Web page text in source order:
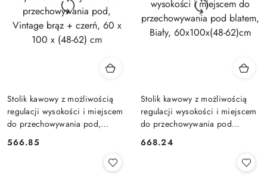
Stolik kawowy z możliwością
regulacji wysokości i miejscem
do przechowywania pod,
x (48-62) cm
Cena:
566.85
Stolik kawowy z możliwością
regulacji wysokości i miejscem
do przechowywania pod
62)cm
Cena:
668.24